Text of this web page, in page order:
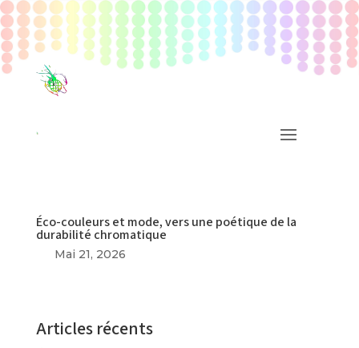
Éco-couleurs et mode, vers une poétique de la
durabilité chromatique
Mai 21, 2026
Articles récents